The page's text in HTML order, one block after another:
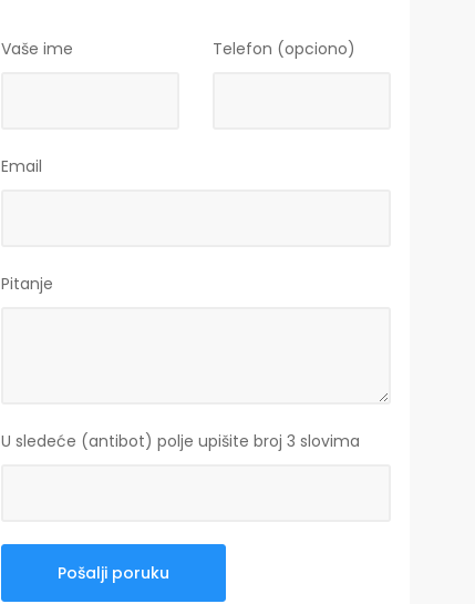
Vaše ime Telefon (opciono)
Email
Pitanje
U sledeće (antibot) polje upišite broj 3 slovima